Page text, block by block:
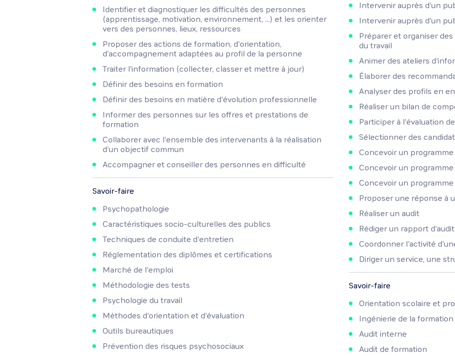
Identifier et diagnostiquer les difficultés des personnes
(apprentissage, motivation, environnement, ...) et les orienter
vers des personnes, lieux, ressources
Proposer des actions de formation, d'orientation,
d'accompagnement adaptées au profil de la personne
Traiter l'information (collecter, classer et mettre à jour)
Définir des besoins en formation
Définir des besoins en matière d'évolution professionnelle
Informer des personnes sur les offres et prestations de
formation
Collaborer avec l'ensemble des intervenants à la réalisation
d'un objectif commun
Accompagner et conseiller des personnes en difficulté
Savoir-faire
Psychopathologie
Caractéristiques socio-culturelles des publics
Techniques de conduite d'entretien
Réglementation des diplômes et certifications
Marché de l'emploi
Méthodologie des tests
Psychologie du travail
Méthodes d'orientation et d'évaluation
Outils bureautiques
Prévention des risques psychosociaux
Intervenir auprès d'un
Intervenir auprès d'un
Préparer et organiser
du travail
Animer des ateliers
Élaborer des
Analyser des profils en
Réaliser un bilan de
Participer à l'évaluation
Sélectionner des
Concevoir un
Concevoir un
Concevoir un
Proposer une réponse à
Réaliser un audit
Rédiger un rapport d'audit
Coordonner l'activité
Diriger un service, une
Savoir-faire
Orientation scolaire et
Ingénierie de la formation
Audit interne
Audit de formation